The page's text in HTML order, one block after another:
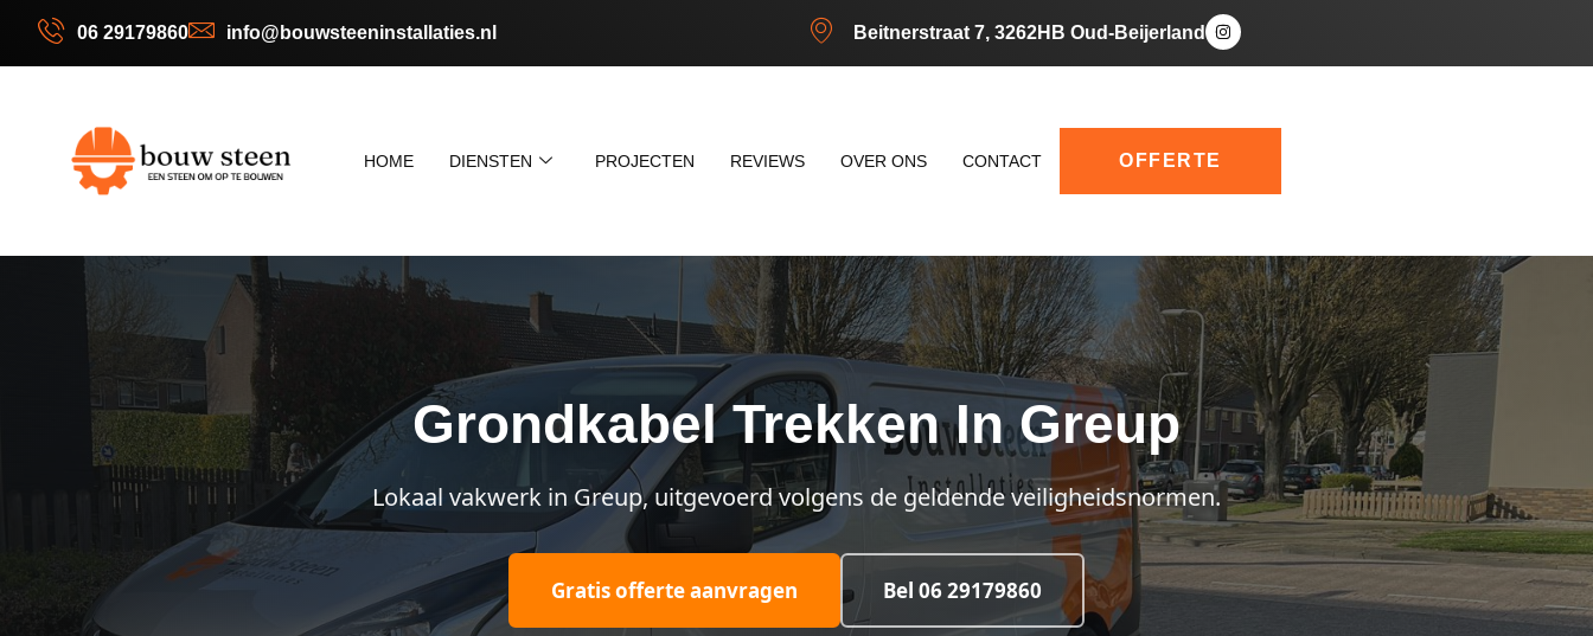
06 29179860 info@bouwsteeninstallaties.nl Beitnerstraat 7, 3262HB Oud-Beijerland
HOME DIENSTEN PROJECTEN REVIEWS OVER ONS CONTACT OFFERTE
Grondkabel Trekken In Greup
Lokaal vakwerk in Greup, uitgevoerd volgens de geldende veiligheidsnormen.
Gratis offerte aanvragen Bel 06 29179860